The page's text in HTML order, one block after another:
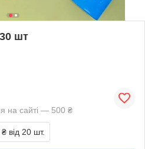
шт
на сайті — 500 ₴
₴ від 20 шт.